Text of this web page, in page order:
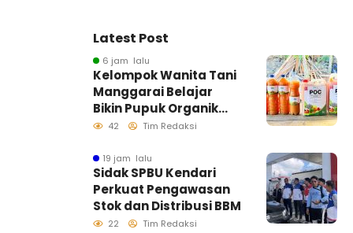
Latest Post
6 jam lalu
Kelompok Wanita Tani
Manggarai Belajar
Bikin Pupuk Organik
Cair, Dosen dan
Tematik UHO Dorong
Pertanian Mandiri dan
Ramah Lingkungan
42 Tim Redaksi
19 jam lalu
Sidak SPBU Kendari
Perkuat Pengawasan
Stok dan Distribusi BBM
22 Tim Redaksi